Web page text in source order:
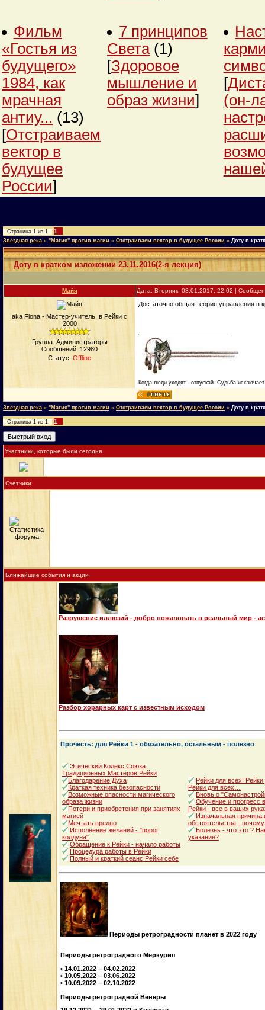
Фильм
«Гостья из
будущего»
1984, как
мрачная
антиу... (13)
[Отстраиваем
вектор в
будущее
России]
7 принципов
Света (1)
[Здоровое
мышление и
образ жизни]
[
(он-
Страница 1 из 1 1
Звёздная река » "Магия" против магии » Отстраиваем вектор в будущее России » Доту в
Доту в кратком изложении 23.11.2016(2-я лекция)
Майя Дата: Вторник, 03.01.2017, 22:02 |
aka Fiona - Мастер-учитель, в Рейки с
2000
Группа: Администраторы
Сообщений: 12980
Статус: Offline
Достаточно общая теория управления в
Когда люди уходят - отпускай. Судьба
Звёздная река » "Магия" против магии » Отстраиваем вектор в будущее России » Доту в
Страница 1 из 1 1
Участники, которые были сегодня
Счетчики
Ближайшие события и акции
Разрушение иллюзий - добро пожаловать в реальный мир -
Разбор хорарных карт с известным исходом
Прочесть: для Рейки 1 - обязательно, остальным - полезно
Этический Кодекс Союза
Традиционных Мастеров Рейки
Благодарение Духа
Краткая техника безопасности
Возможные опасности магического
образа жизни
Потери и приобретения при занятиях
магией
Мечтать вредно
Исполнение желаний - "порог
колдуна"
Обращение к Рейки - начало работы
Процедура работы в Рейки
Полный и краткий сеанс Рейки себе
Рейки для всех!
Рейки для всех…
Вновь о
Обучение и прогресс
Рейки - все в ваших
Изначальная
обстоятельства -
Болезнь - что это ?
указание?
Периоды ретроградности планет в 2022 году
Периоды ретроградного Меркурия
• 14.01.2022 – 04.02.2022
• 10.05.2022 – 03.06.2022
• 10.09.2022 – 02.10.2022
Периоды ретроградной Венеры